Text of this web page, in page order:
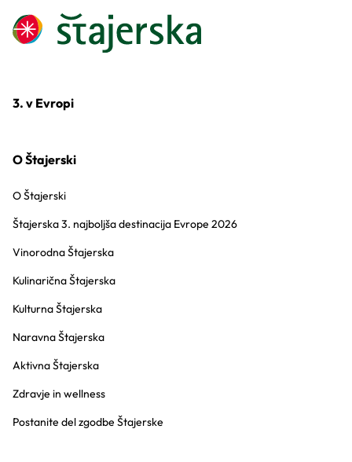
3. v Evropi
O Štajerski
O Štajerski
Štajerska 3. najboljša destinacija Evrope 2026
Vinorodna Štajerska
Kulinarična Štajerska
Kulturna Štajerska
Naravna Štajerska
Aktivna Štajerska
Zdravje in wellness
Postanite del zgodbe Štajerske